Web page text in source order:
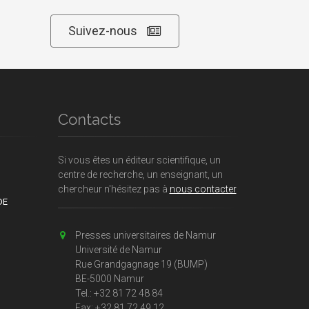
Suivez-nous
Contacts
Si vous êtes un éditeur scientifique, un
centre de recherche, un enseignant, un
chercheur n'hésitez pas à nous contacter
Presses universitaires de Namur
Université de Namur
Rue Grandgagnage 19 (BUMP)
BE-5000 Namur
Tel.: +32 81 72 48 84